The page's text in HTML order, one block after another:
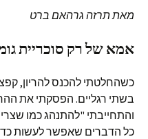
מאת תרזה גרהאם ברט
אמא של רק סוכריית
כשהחלטתי להכנס להריון,
בשתי רגליים. הפסקתי את
והתחייבתי "להתנהג כמו
כל הדברים שאפשר לעשות כדי